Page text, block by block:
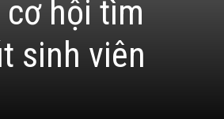
hội tìm
sinh viên